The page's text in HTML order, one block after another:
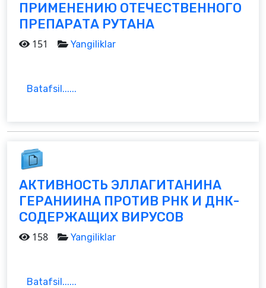
ПРИМЕНЕНИЮ ОТЕЧЕСТВЕННОГО
ПРЕПАРАТА РУТАНА
151 Yangiliklar
Batafsil......
АКТИВНОСТЬ ЭЛЛАГИТАНИНА
ГЕРАНИИНА ПРОТИВ РНК И ДНК-
СОДЕРЖАЩИХ ВИРУСОВ
158 Yangiliklar
Batafsil......